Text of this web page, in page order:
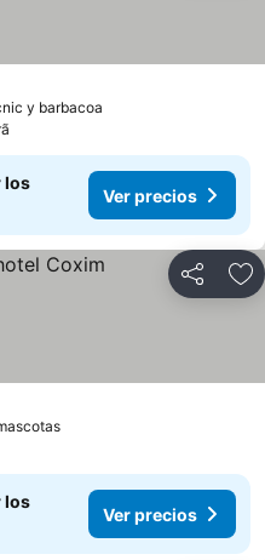
y barbacoa
los
Ver precios
Compartir
los
Ver precios